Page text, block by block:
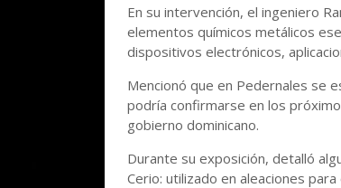
En su intervención, el ingeniero
elementos químicos metálicos
dispositivos electrónicos,
Mencionó que en Pedernales se
podría confirmarse en los
gobierno dominicano.
Durante su exposición, detalló
Cerio: utilizado en aleaciones